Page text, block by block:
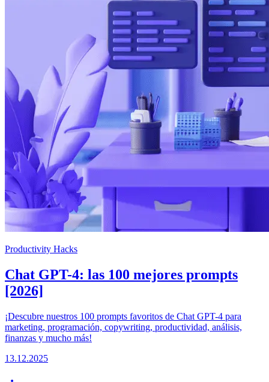
Productivity Hacks
Chat GPT-4: las 100 mejores prompts
[2026]
¡Descubre nuestros 100 prompts favoritos de Chat GPT-4 para
marketing, programación, copywriting, productividad, análisis,
finanzas y mucho más!
13.12.2025